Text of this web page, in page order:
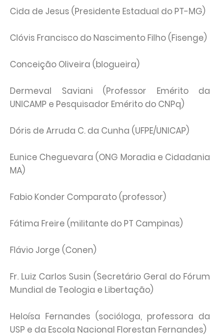
Cida de Jesus (Presidente Estadual do PT-MG)
Clóvis Francisco do Nascimento Filho (Fisenge)
Conceição Oliveira (blogueira)
Dermeval Saviani (Professor Emérito da
UNICAMP e Pesquisador Emérito do CNPq)
Dóris de Arruda C. da Cunha (UFPE/UNICAP)
Eunice Cheguevara (ONG Moradia e Cidadania
MA)
Fabio Konder Comparato (professor)
Fátima Freire (militante do PT Campinas)
Flávio Jorge (Conen)
Fr. Luiz Carlos Susin (Secretário Geral do Fórum
Mundial de Teologia e Libertação)
Heloísa Fernandes (socióloga, professora da
USP e da Escola Nacional Florestan Fernandes)